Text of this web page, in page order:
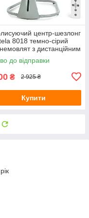
центр-шезлонг
8018 темно-сірий
з дистанційним
APP та
сіткою
до відправки
₴ 2 925 ₴
Купити